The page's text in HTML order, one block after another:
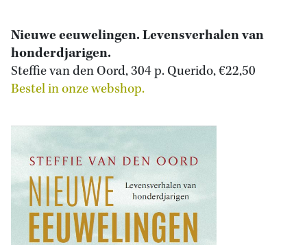
Nieuwe eeuwelingen. Levensverhalen van
honderdjarigen.
Steffie van den Oord, 304 p. Querido, €22,50
Bestel in onze webshop.